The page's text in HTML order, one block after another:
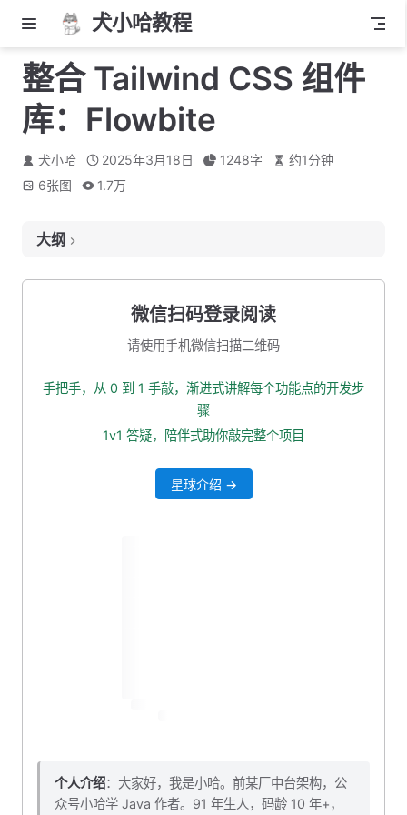
犬小哈教程
整合 Tailwind CSS 组件
库：Flowbite
犬小哈 2025年3月18日 1248字 约1分钟
6张图 1.7万
大纲
添加【登录】超链接
本小节对应源码
微信扫码登录阅读
请使用手机微信扫描二维码
手把手，从 0 到 1 手敲，渐进式讲解每个功能点的开发步
骤
1v1 答疑，陪伴式助你敲完整个项目
星球介绍 →
个人介绍：大家好，我是小哈。前某厂中台架构，公
众号小哈学 Java 作者。91 年生人，码龄 10 年+，